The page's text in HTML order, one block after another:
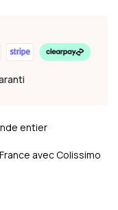
entier
avec Colissimo